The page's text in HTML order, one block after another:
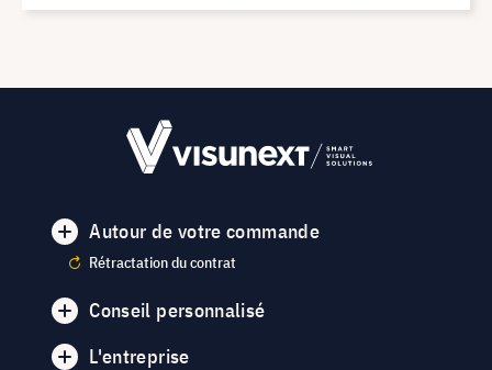
Autour de votre commande
Rétractation du contrat
Conseil personnalisé
L'entreprise